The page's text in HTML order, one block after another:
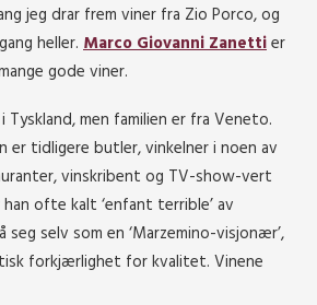
jeg drar frem viner fra Zio Porco, og
heller. Marco Giovanni Zanettier
gode viner.
men familien er fra Veneto.
er tidligere butler, vinkelner i noen av
vinskribent og TV-show-vert
ofte kalt ‘enfant terrible’ av
seg selv som en ‘Marzemino-visjonær’,
forkjærlighet for kvalitet. Vinene